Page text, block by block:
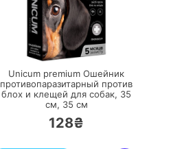
ПЕРЕЙТИ
Unicum premium Ошейник
противопаразитарный против
блох и клещей для собак, 35
см, 35 см
128₴